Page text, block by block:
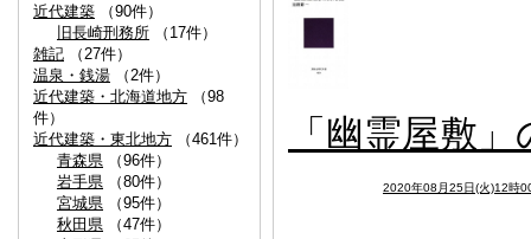
近代建築 （90件）
旧長崎刑務所 （17件）
雑記 （27件）
温泉・銭湯 （2件）
近代建築・北海道地方 （98
件）
近代建築・東北地方 （461件）
青森県 （96件）
岩手県 （80件）
宮城県 （95件）
秋田県 （47件）
「幽霊屋敷
2020年08月25日(火)12時